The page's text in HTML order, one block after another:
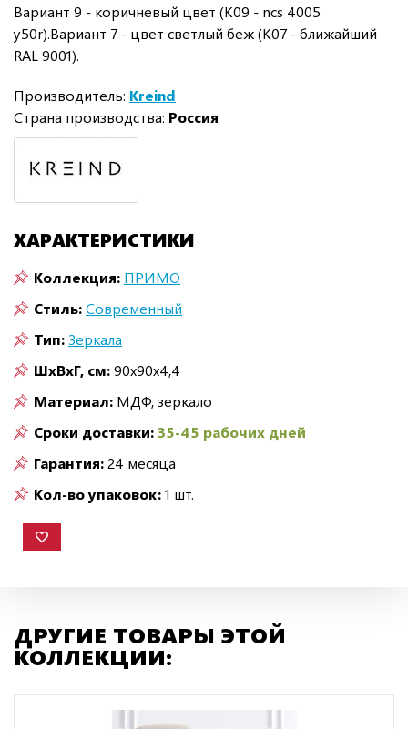
Вариант 9 - коричневый цвет (K09 - ncs 4005
y50r).Вариант 7 - цвет светлый беж (K07 - ближайший
RAL 9001).
Производитель: Kreind
Страна производства: Россия
ХАРАКТЕРИСТИКИ
Коллекция: ПРИМО
Стиль:Современный
Тип:Зеркала
ШxВxГ, см:90x90x4,4
Материал: МДФ, зеркало
Сроки доставки:35-45 рабочих дней
Гарантия:24 месяца
Кол-во упаковок:1 шт.
ДРУГИЕ ТОВАРЫ ЭТОЙ
КОЛЛЕКЦИИ: